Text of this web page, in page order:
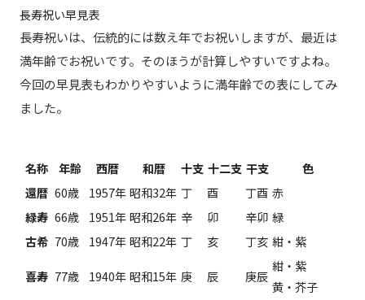
長寿祝い早見表
長寿祝いは、伝統的には数え年でお祝いしますが、最近は
満年齢でお祝いです。そのほうが計算しやすいですよね。
今回の早見表もわかりやすいように満年齢での表にしてみ
ました。
名称 年齢 西暦 和暦 十支 十二支 干支
色
還暦 60歳 1957年 昭和32年 丁 酉 丁酉 赤
緑寿 66歳 1951年 昭和26年 辛 卯 辛卯 緑
古希 70歳 1947年 昭和22年 丁 亥 丁亥 紺・紫
喜寿 77歳 1940年 昭和15年 庚 辰 庚辰
紺・紫
黄・芥子